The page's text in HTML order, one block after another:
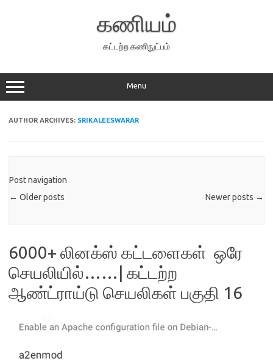
கணியம்
கட்டற்ற கணிநுட்பம்
Menu
AUTHOR ARCHIVES: SRIKALEESWARAR
Post navigation
← Older posts Newer posts →
6000+ லினக்ஸ் கட்டளைகள் ஒரே
செயலியில்……| கட்டற்ற
ஆண்ட்ராய்டு செயலிகள் பகுதி 16